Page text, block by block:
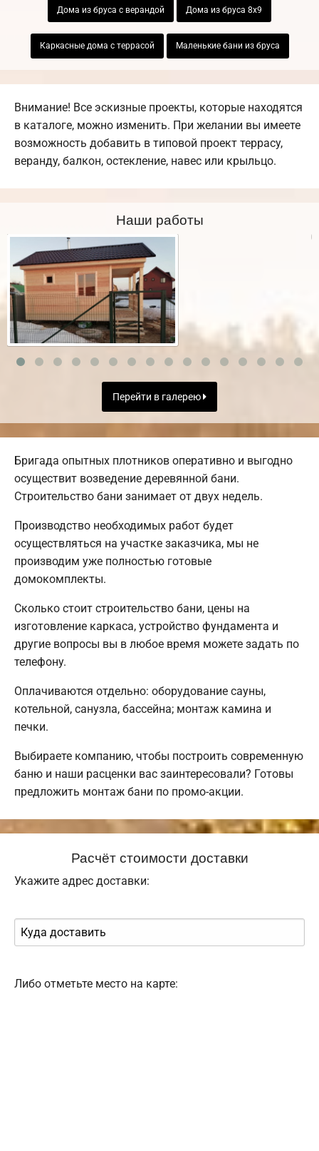
Дома из бруса с верандой Дома из бруса 8х9
Каркасные дома с террасой Маленькие бани из бруса
Внимание! Все эскизные проекты, которые находятся
в каталоге, можно изменить. При желании вы имеете
возможность добавить в типовой проект террасу,
веранду, балкон, остекление, навес или крыльцо.
Наши работы
Перейти в галерею
Бригада опытных плотников оперативно и выгодно
осуществит возведение деревянной бани.
Строительство бани занимает от двух недель.
Производство необходимых работ будет
осуществляться на участке заказчика, мы не
производим уже полностью готовые
домокомплекты.
Сколько стоит строительство бани, цены на
изготовление каркаса, устройство фундамента и
другие вопросы вы в любое время можете задать по
телефону.
Оплачиваются отдельно: оборудование сауны,
котельной, санузла, бассейна; монтаж камина и
печки.
Выбираете компанию, чтобы построить современную
баню и наши расценки вас заинтересовали? Готовы
предложить монтаж бани по промо-акции.
Расчёт стоимости доставки
Укажите адрес доставки:
Либо отметьте место на карте: